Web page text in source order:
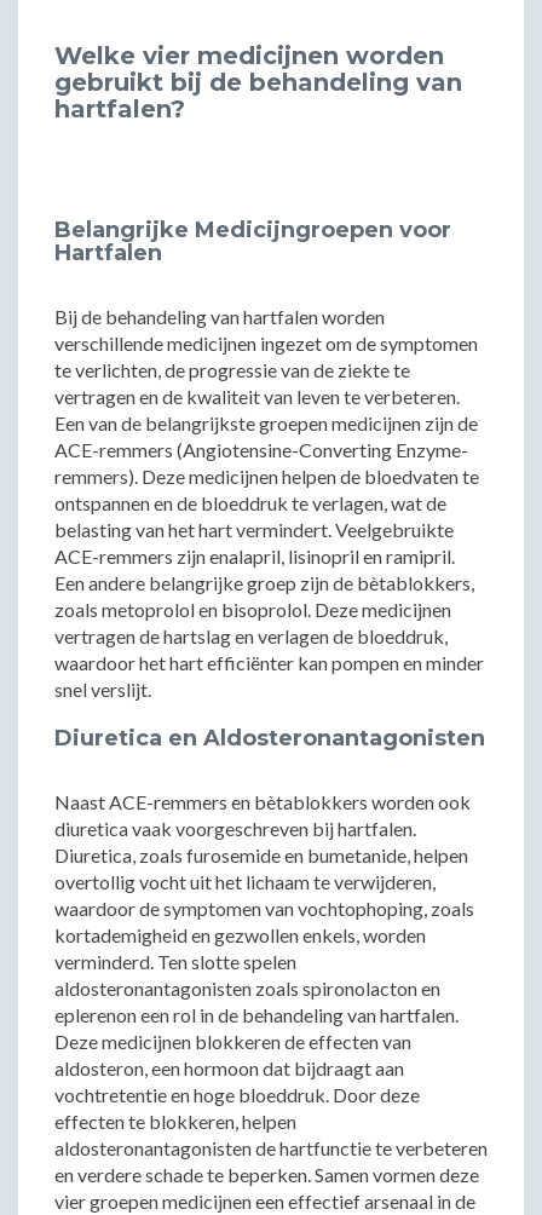
Welke vier medicijnen worden
gebruikt bij de behandeling van
hartfalen?
Belangrijke Medicijngroepen voor
Hartfalen
Bij de behandeling van hartfalen worden
verschillende medicijnen ingezet om de symptomen
te verlichten, de progressie van de ziekte te
vertragen en de kwaliteit van leven te verbeteren.
Een van de belangrijkste groepen medicijnen zijn de
ACE-remmers (Angiotensine-Converting Enzyme-
remmers). Deze medicijnen helpen de bloedvaten te
ontspannen en de bloeddruk te verlagen, wat de
belasting van het hart vermindert. Veelgebruikte
ACE-remmers zijn enalapril, lisinopril en ramipril.
Een andere belangrijke groep zijn de bètablokkers,
zoals metoprolol en bisoprolol. Deze medicijnen
vertragen de hartslag en verlagen de bloeddruk,
waardoor het hart efficiënter kan pompen en minder
snel verslijt.
Diuretica en Aldosteronantagonisten
Naast ACE-remmers en bètablokkers worden ook
diuretica vaak voorgeschreven bij hartfalen.
Diuretica, zoals furosemide en bumetanide, helpen
overtollig vocht uit het lichaam te verwijderen,
waardoor de symptomen van vochtophoping, zoals
kortademigheid en gezwollen enkels, worden
verminderd. Ten slotte spelen
aldosteronantagonisten zoals spironolacton en
eplerenon een rol in de behandeling van hartfalen.
Deze medicijnen blokkeren de effecten van
aldosteron, een hormoon dat bijdraagt aan
vochtretentie en hoge bloeddruk. Door deze
effecten te blokkeren, helpen
aldosteronantagonisten de hartfunctie te verbeteren
en verdere schade te beperken. Samen vormen deze
vier groepen medicijnen een effectief arsenaal in de